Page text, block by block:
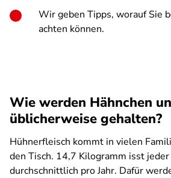
Wir geben Tipps, worauf Sie
achten können.
Wie werden Hähnchen
üblicherweise gehalten?
Hühnerfleisch kommt in vielen
den Tisch. 14,7 Kilogramm isst
durchschnittlich pro Jahr. Dafür